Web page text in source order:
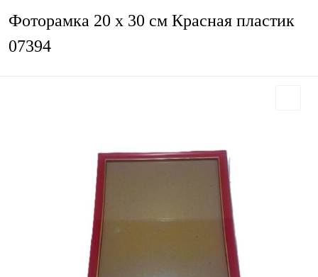
Фоторамка 20 х 30 см Красная пластик
07394